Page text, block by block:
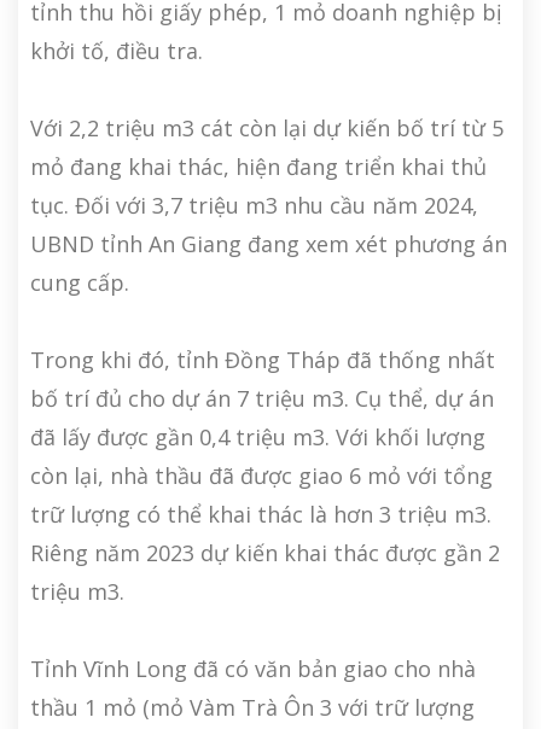
tỉnh thu hồi giấy phép, 1 mỏ doanh nghiệp bị
khởi tố, điều tra.
Với 2,2 triệu m3 cát còn lại dự kiến bố trí từ 5
mỏ đang khai thác, hiện đang triển khai thủ
tục. Đối với 3,7 triệu m3 nhu cầu năm 2024,
UBND tỉnh An Giang đang xem xét phương án
cung cấp.
Trong khi đó, tỉnh Đồng Tháp đã thống nhất
bố trí đủ cho dự án 7 triệu m3. Cụ thể, dự án
đã lấy được gần 0,4 triệu m3. Với khối lượng
còn lại, nhà thầu đã được giao 6 mỏ với tổng
trữ lượng có thể khai thác là hơn 3 triệu m3.
Riêng năm 2023 dự kiến khai thác được gần 2
triệu m3.
Tỉnh Vĩnh Long đã có văn bản giao cho nhà
thầu 1 mỏ (mỏ Vàm Trà Ôn 3 với trữ lượng